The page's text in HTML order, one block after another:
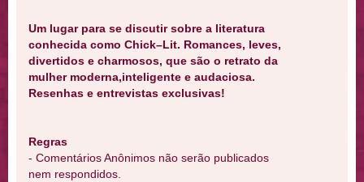
Um lugar para se discutir sobre a literatura
conhecida como Chick–Lit. Romances, leves,
divertidos e charmosos, que são o retrato da
mulher moderna,inteligente e audaciosa.
Resenhas e entrevistas exclusivas!
Regras
- Comentários Anônimos não serão publicados
nem respondidos.